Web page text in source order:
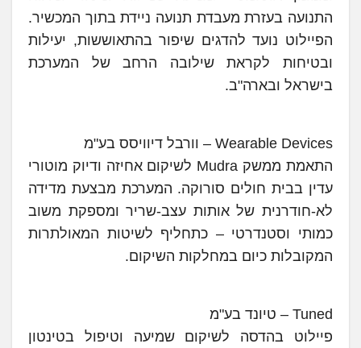
התנועה בעזרת מעבדת תנועה ניידת בתוך המכשיר.
הפיילוט נועד להדגים שיפור בהתאוששות, יעילות
ובטיחות לקראת שילובה הרחב של המערכת
בישראל ובארה"ב.
Wearable Devices – וורבל דיוויסס בע"מ
התאמת ממשק Mudra לשיקום אחיזה ודיוק מוטורי
עדין בבית חולים סורוקה. המערכת מבצעת מדידה
לא-חודרנית של אותות עצב-שריר ומספקת משוב
כמותי וסטנדרטי – כתחליף לשיטות המאולתרות
המקובלות כיום במחלקות השיקום.
Tuned – טיונד בע"מ
פיילוט בהדסה לשיקום שמיעה וטיפול בטינטון